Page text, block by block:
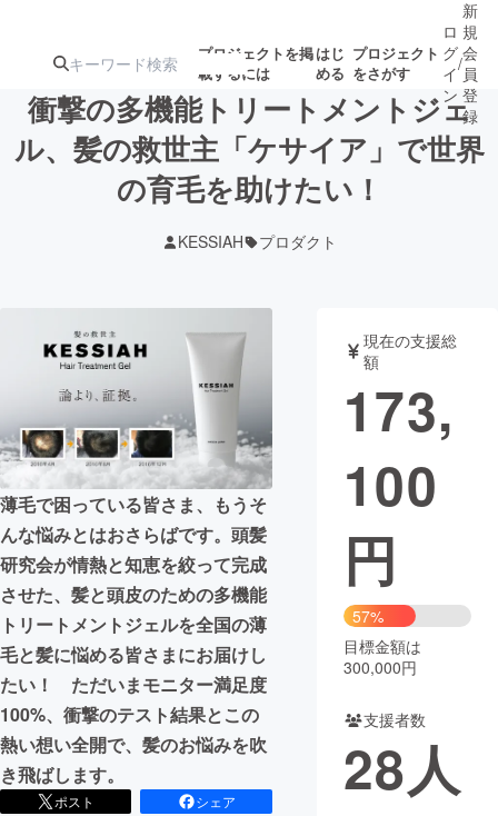
プロジェクトを掲
載するには
はじ
める
プロジェクト
をさがす
注目のリ 注目の新着プロ募集終了が近いプ
ロジェクト
テクノロジー・ガジェット
映像・映画 書籍・雑誌
ビジネス・起業 チャレンジ
まちづくり・地域活性化
CAMPFIRE for Social Good
CAMPFIRE Creation
CAMPFIREふるさと納税
コミュニティ
ロ
グ
イ
ン
/
新
規
会
員
登
録
衝撃の多機能トリートメントジェ
ル、髪の救世主「ケサイア」で世界
の育毛を助けたい！
KESSIAH プロダクト
薄毛で困っている皆さま、もうそ
んな悩みとはおさらばです。頭髪
研究会が情熱と知恵を絞って完成
させた、髪と頭皮のための多機能
トリートメントジェルを全国の薄
毛と髪に悩める皆さまにお届けし
たい！ ただいまモニター満足度
100%、衝撃のテスト結果とこの
熱い想い全開で、髪のお悩みを吹
き飛ばします。
ポスト
シェア
現在の支援総
額
173,
100
円
57%
目標金額は
300,000円
支援者数
28人